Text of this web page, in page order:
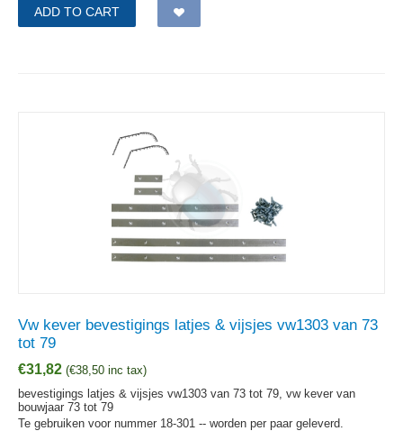
ADD TO CART
Vw kever bevestigings latjes & vijsjes vw1303 van 73
tot 79
€31,82 (€38,50 inc tax)
bevestigings latjes & vijsjes vw1303 van 73 tot 79, vw kever van
bouwjaar 73 tot 79
Te gebruiken voor nummer 18-301 -- worden per paar geleverd.